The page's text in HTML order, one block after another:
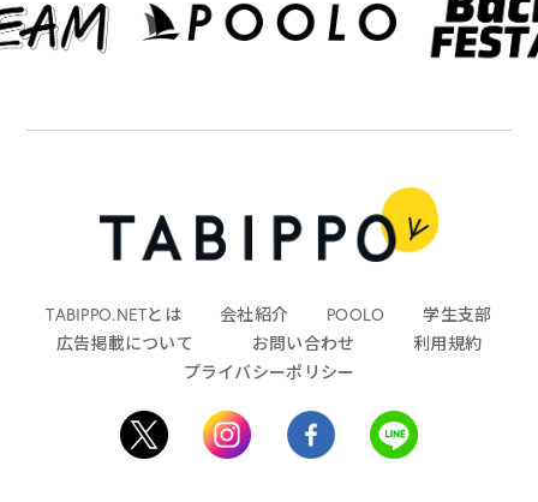
TABIPPO.NETとは 会社紹介 POOLO
学生支部
広告掲載について
お問い合わせ
利用規約
プライバシーポリシー